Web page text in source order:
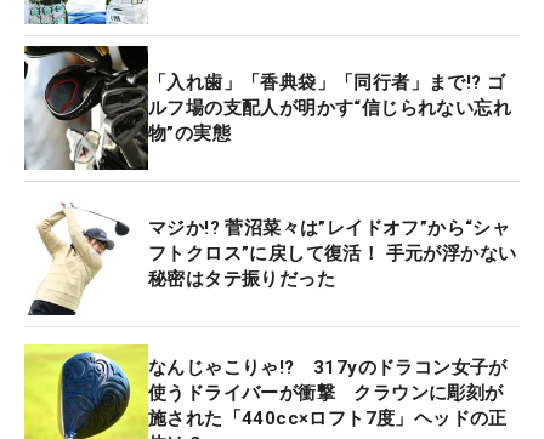
「入れ歯」「香典袋」「同行者」まで!? ゴ
ルフ場の支配人が明かす“信じられない忘れ
物”の実態
マジか!? 菅沼菜々は”レイドオフ”から“シャ
フトクロス”に戻して復活！ 手元が浮かない
秘密はタテ振りだった
なんじゃこりゃ!? 317yのドラコン女子が
使うドライバーが衝撃 クラウンに彫刻が
施された「440cc×ロフト7度」ヘッドの正